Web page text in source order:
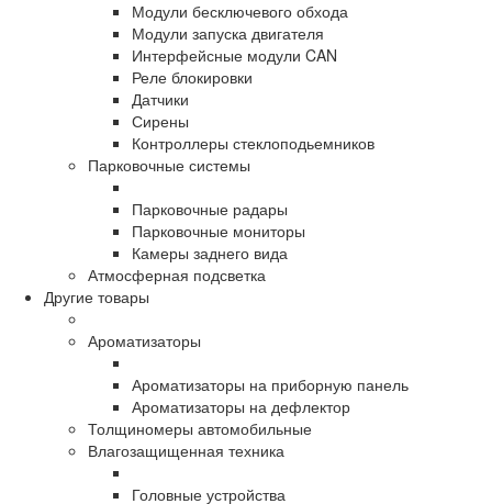
Модули бесключевого обхода
Модули запуска двигателя
Интерфейсные модули CAN
Реле блокировки
Датчики
Сирены
Контроллеры стеклоподьемников
Парковочные системы
Парковочные радары
Парковочные мониторы
Камеры заднего вида
Атмосферная подсветка
Другие товары
Ароматизаторы
Ароматизаторы на приборную панель
Ароматизаторы на дефлектор
Толщиномеры автомобильные
Влагозащищенная техника
Головные устройства